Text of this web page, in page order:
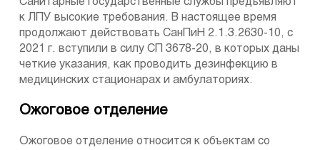
к ЛПУ высокие требования. В настоящее время
продолжают действовать СанПиН 2.1.3.2630-10, с
2021 г. вступили в силу СП 3678-20, в которых даны
четкие указания, как проводить дезинфекцию в
медицинских стационарах и амбулаториях.
Ожоговое отделение
Ожоговое отделение относится к объектам со